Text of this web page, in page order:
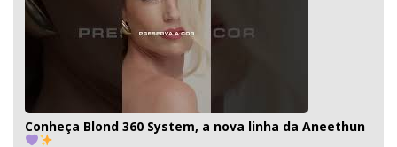
Conheça Blond 360 System, a nova linha da Aneethun